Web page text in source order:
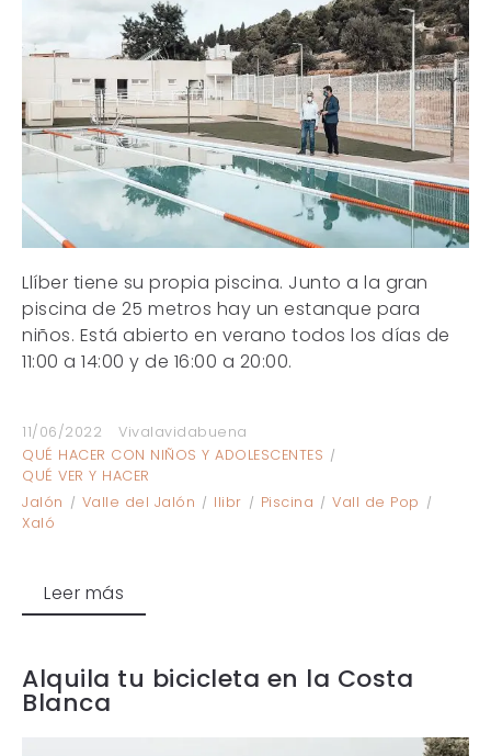
Llíber tiene su propia piscina. Junto a la gran
piscina de 25 metros hay un estanque para
niños. Está abierto en verano todos los días de
11:00 a 14:00 y de 16:00 a 20:00.
11/06/2022
Vivalavidabuena
QUÉ HACER CON NIÑOS Y ADOLESCENTES
QUÉ VER Y HACER
Jalón
Valle del Jalón llibr Piscina
Vall de Pop
Xaló
Leer más
Alquila tu bicicleta en la Costa
Blanca